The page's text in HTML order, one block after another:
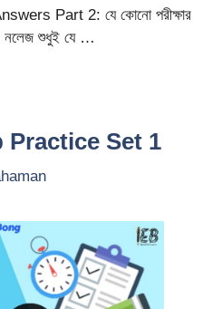
Part 2: যে কোনো পরীক্ষার
নলেজ শুধুই যে …
Practice Set 1